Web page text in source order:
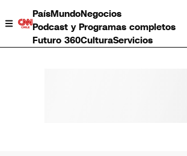
PaísMundoNegocios
Podcast y Programas completos
Futuro 360CulturaServicios